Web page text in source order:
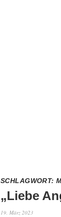
SCHLAGWORT:
„Liebe
19. März 2023